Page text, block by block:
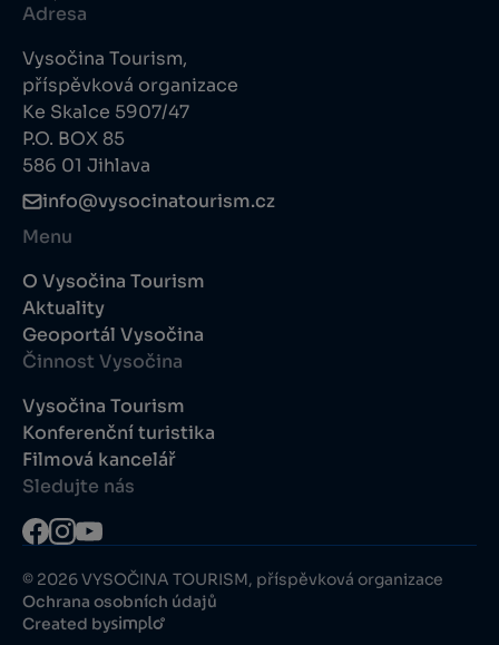
Adresa
Vysočina Tourism,
příspěvková organizace
Ke Skalce 5907/47
P.O. BOX 85
586 01 Jihlava
info@vysocinatourism.cz
Menu
O Vysočina Tourism
Aktuality
Geoportál Vysočina
Činnost Vysočina
Vysočina Tourism
Konferenční turistika
Filmová kancelář
Sledujte nás
© 2026 VYSOČINA TOURISM, příspěvková organizace
Ochrana osobních údajů
Created by